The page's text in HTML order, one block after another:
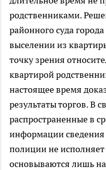
родственниками.
районного суда
выселении из
точку зрения
квартирой
настоящее время
результаты торгов. В
распространенные в
информации сведения
полиции не
основываются лишь